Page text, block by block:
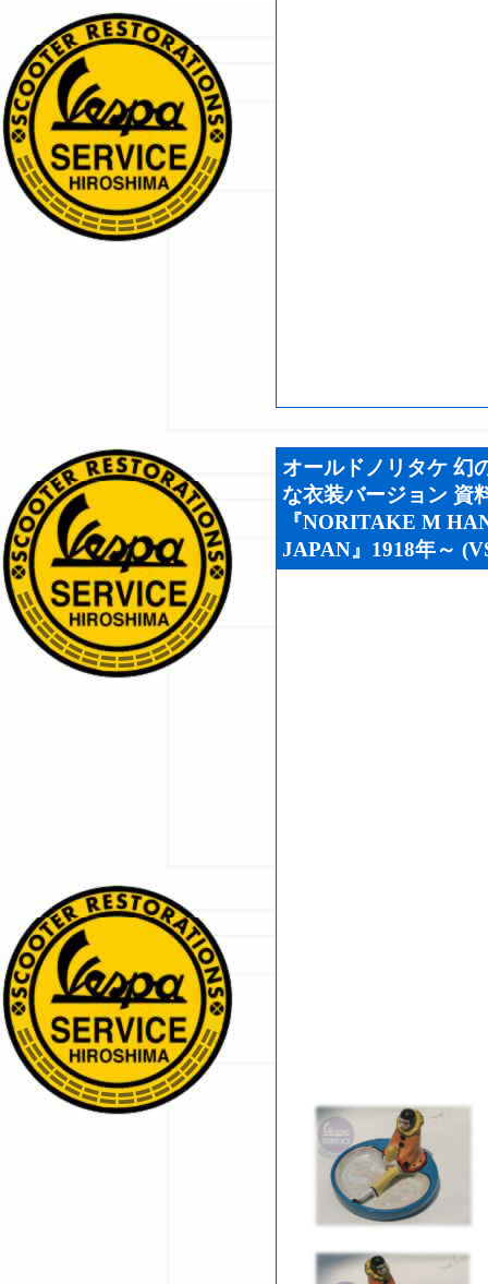
オールドノリタケ 幻
な衣装バージョン 資
『NORITAKE M
JAPAN』1918年～